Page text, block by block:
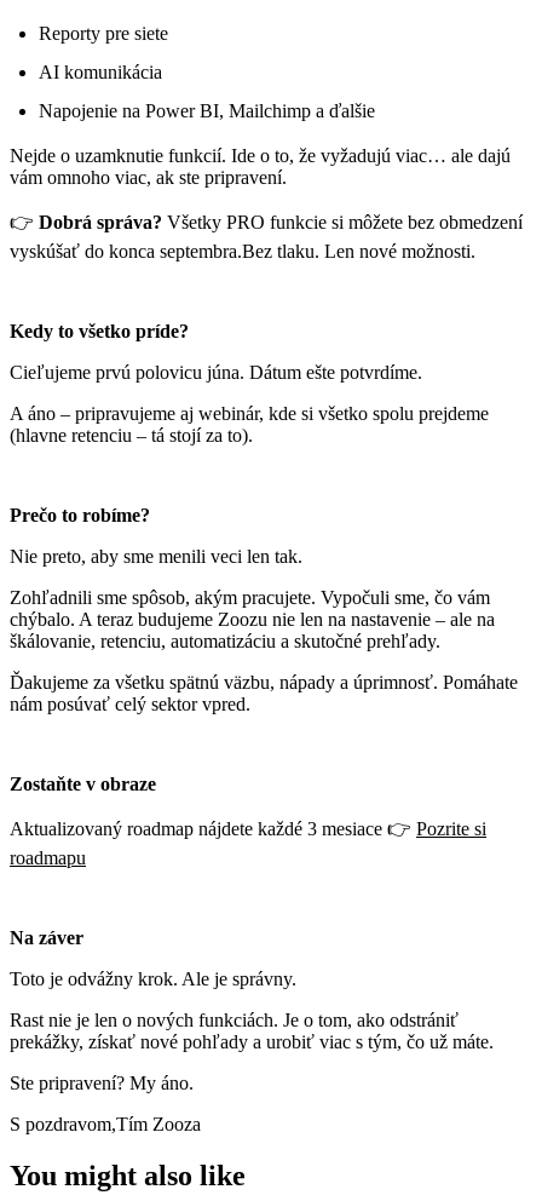
Reporty pre siete
AI komunikácia
Napojenie na Power BI, Mailchimp a ďalšie
Nejde o uzamknutie funkcií. Ide o to, že vyžadujú viac… ale dajú
vám omnoho viac, ak ste pripravení.
👉 Dobrá správa? Všetky PRO funkcie si môžete bez obmedzení
vyskúšať do konca septembra.Bez tlaku. Len nové možnosti.
Kedy to všetko príde?
Cieľujeme prvú polovicu júna. Dátum ešte potvrdíme.
A áno – pripravujeme aj webinár, kde si všetko spolu prejdeme
(hlavne retenciu – tá stojí za to).
Prečo to robíme?
Nie preto, aby sme menili veci len tak.
Zohľadnili sme spôsob, akým pracujete. Vypočuli sme, čo vám
chýbalo. A teraz budujeme Zoozu nie len na nastavenie – ale na
škálovanie, retenciu, automatizáciu a skutočné prehľady.
Ďakujeme za všetku spätnú väzbu, nápady a úprimnosť. Pomáhate
nám posúvať celý sektor vpred.
Zostaňte v obraze
Aktualizovaný roadmap nájdete každé 3 mesiace 👉 Pozrite si
roadmapu
Na záver
Toto je odvážny krok. Ale je správny.
Rast nie je len o nových funkciách. Je o tom, ako odstrániť
prekážky, získať nové pohľady a urobiť viac s tým, čo už máte.
Ste pripravení? My áno.
S pozdravom,Tím Zooza
You might also like